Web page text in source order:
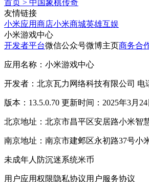
首页 > 中国象棋传奇
友情链接
小米应用商店小米商城英雄互娱
小米游戏中心
开发者平台微信公众号微博主页商务合
应用名称：小米游戏中心
开发者：北京瓦力网络科技有限公司 电
版本：13.5.0.70 更新时间：2025年3月24
北京地址：北京市昌平区安居路小米智
南京地址：南京市建邺区永初路37号小
未成年人防沉迷系统米币
用户应用权限隐私协议用户服务协议